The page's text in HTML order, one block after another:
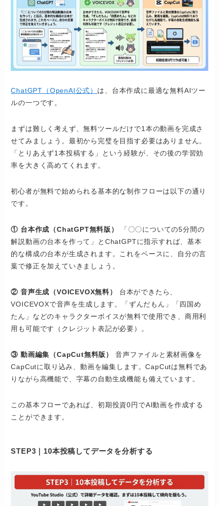
ChatGPT（OpenAI公式） は、台本作成に最適な無料AIツー
ルの一つです。
まずは難しく考えず、無料ツールだけで1本の動画を完成さ
せてみましょう。最初から完璧を目指す必要はありません。
「とりあえず1本投稿する」という経験が、その後の学習効
率を大きく高めてくれます。
初心者が無料で始められる基本的な制作フローは以下の通り
です。
① 台本作成（ChatGPT無料版）
「〇〇についての5分間の
解説動画の台本を作って」とChatGPTに指示すれば、基本
的な構成の台本が生成されます。これをベースに、自分の言
葉で修正を加えていきましょう。
② 音声生成（VOICEVOX無料）
台本ができたら、
VOICEVOXで音声を生成します。「ずんだもん」「四国め
たん」などのキャラクターボイスが無料で使用でき、商用利
用も可能です（クレジット表記が必要）。
③ 動画編集（CapCut無料版）
音声ファイルと素材画像を
CapCutに取り込み、動画を編集します。CapCutは無料であ
りながら高機能で、字幕の自動生成機能も備えています。
この基本フローであれば、初期投資0円でAI動画を作成する
ことができます。
STEP3｜10本投稿してデータを分析する